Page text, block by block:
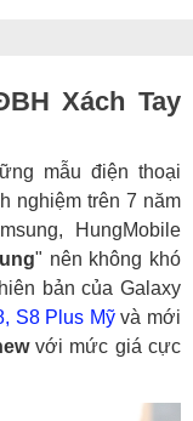
Xách Tay
mẫu điện thoại
nghiệm trên 7 năm
HungMobile
" nên không khó
bản của Galaxy
S8 Plus Mỹvà mới
với mức giá cực